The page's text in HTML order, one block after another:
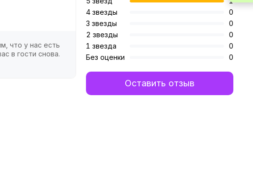
что у нас есть
в гости снова.
4 звезды
0
3 звезды
0
2 звезды
0
1 звезда
0
Без оценки
0
Оставить отзыв